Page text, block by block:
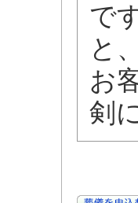
で
と
お
剣